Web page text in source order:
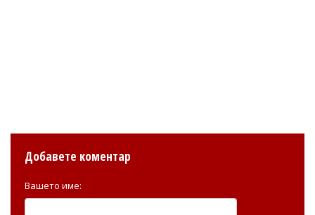
Добавете коментар
Вашето име: